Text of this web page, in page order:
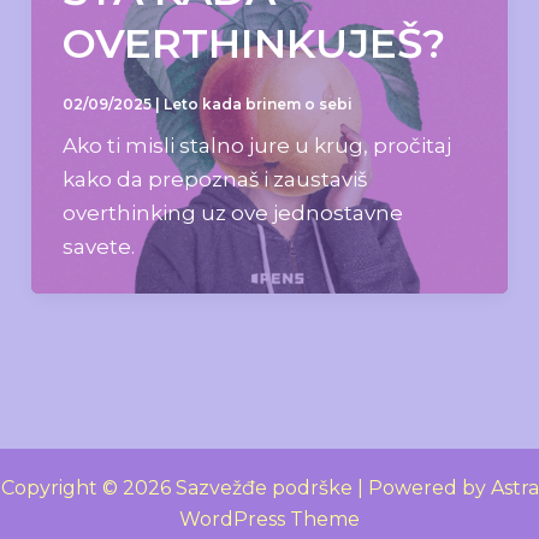
OVERTHINKUJEŠ?
02/09/2025 Leto kada brinem o sebi
Ako ti misli stalno jure u krug, pročitaj
kako da prepoznaš i zaustaviš
overthinking uz ove jednostavne
savete.
Copyright © 2026 Sazvežđe podrške | Powered by Astra
WordPress Theme